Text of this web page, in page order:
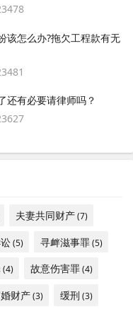
该怎么办?拖欠工程款有无
还有必要请律师吗？
夫妻共同财产(7)
(5) 寻衅滋事罪(5)
(4) 故意伤害罪(4)
财产(3) 缓刑 (3)